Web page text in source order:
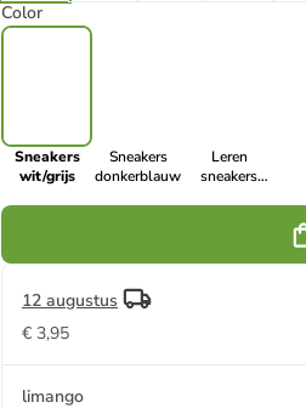
Color
Sneakers
wit/grijs
Sneakers
donkerblauw
Leren
sneakers
12 augustus
€ 3,95
limango